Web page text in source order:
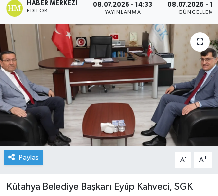
HABER MERKEZI
EDITÖR
08.07.2026 - 14:33
YAYINLANMA
08.07.2026 -
GÜNCELLEME
Paylaş A- A+
Kütahya Belediye Başkanı Eyüp Kahveci, SGK